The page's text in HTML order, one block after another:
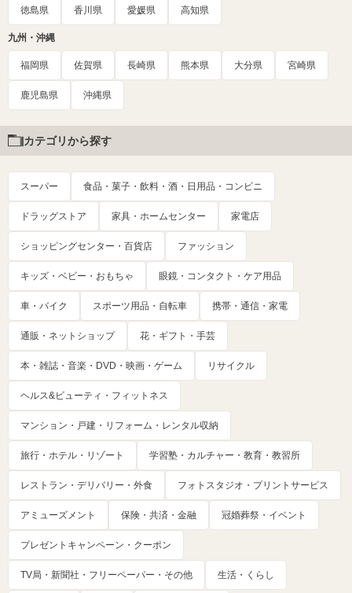
徳島県 香川県 愛媛県 高知県
九州・沖縄
福岡県 佐賀県 長崎県 熊本県 大分県 宮崎県
鹿児島県 沖縄県
カテゴリから探す
スーパー 食品・菓子・飲料・酒・日用品・コンビニ
ドラッグストア 家具・ホームセンター 家電店
ショッピングセンター・百貨店 ファッション
キッズ・ベビー・おもちゃ 眼鏡・コンタクト・ケア用品
車・バイク スポーツ用品・自転車 携帯・通信・家電
通販・ネットショップ 花・ギフト・手芸
本・雑誌・音楽・DVD・映画・ゲーム リサイクル
ヘルス&ビューティ・フィットネス
マンション・戸建・リフォーム・レンタル収納
旅行・ホテル・リゾート 学習塾・カルチャー・教育・教習所
レストラン・デリバリー・外食 フォトスタジオ・プリントサービス
アミューズメント 保険・共済・金融 冠婚葬祭・イベント
プレゼントキャンペーン・クーポン
TV局・新聞社・フリーペーパー・その他 生活・くらし